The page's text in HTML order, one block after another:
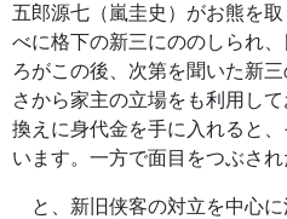
五郎源七（嵐圭史）がお熊を
べに格下の新三にののしられ
ろがこの後、次第を聞いた新
さから家主の立場をも利用し
換えに身代金を手に入れると
います。一方で面目をつぶされ
と、新旧侠客の対立を中心